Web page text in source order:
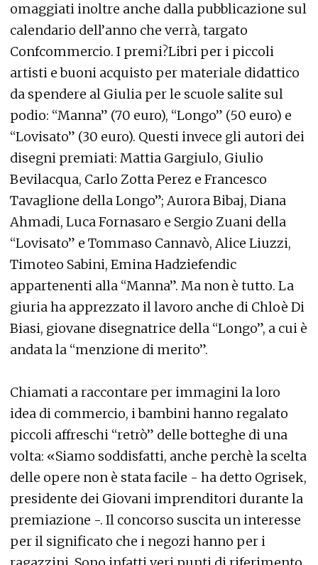
omaggiati inoltre anche dalla pubblicazione sul
calendario dell’anno che verrà, targato
Confcommercio. I premi?Libri per i piccoli
artisti e buoni acquisto per materiale didattico
da spendere al Giulia per le scuole salite sul
podio: “Manna” (70 euro), “Longo” (50 euro) e
“Lovisato” (30 euro). Questi invece gli autori dei
disegni premiati: Mattia Gargiulo, Giulio
Bevilacqua, Carlo Zotta Perez e Francesco
Tavaglione della Longo”; Aurora Bibaj, Diana
Ahmadi, Luca Fornasaro e Sergio Zuani della
“Lovisato” e Tommaso Cannavò, Alice Liuzzi,
Timoteo Sabini, Emina Hadziefendic
appartenenti alla “Manna”. Ma non è tutto. La
giuria ha apprezzato il lavoro anche di Chloè Di
Biasi, giovane disegnatrice della “Longo”, a cui è
andata la “menzione di merito”.
Chiamati a raccontare per immagini la loro
idea di commercio, i bambini hanno regalato
piccoli affreschi “retrò” delle botteghe di una
volta: «Siamo soddisfatti, anche perchè la scelta
delle opere non è stata facile - ha detto Ogrisek,
presidente dei Giovani imprenditori durante la
premiazione -. Il concorso suscita un interesse
per il significato che i negozi hanno per i